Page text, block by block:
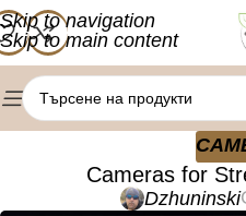
Skip to navigation
Skip to main content
Cameras for
Dzhuninski